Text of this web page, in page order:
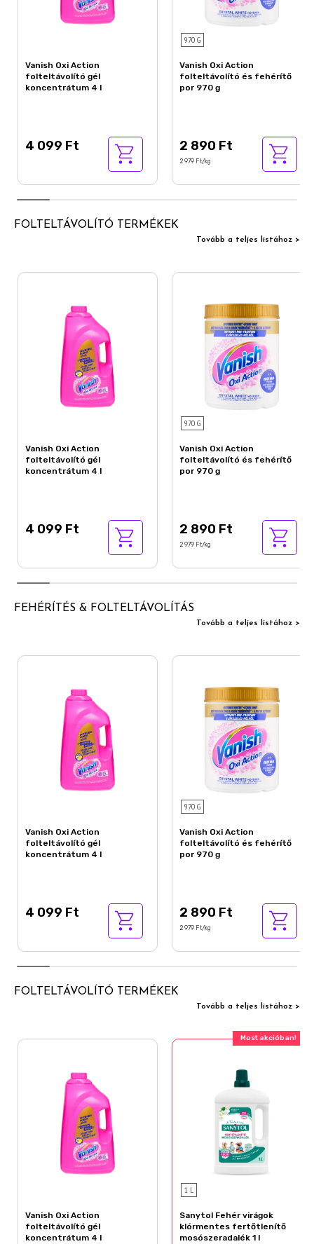
Vanish Oxi Action
folteltávolító gél
koncentrátum 4 l
4 099 Ft
970 G
Vanish Oxi Action
folteltávolító és fehérítő
por 970 g
2 890 Ft
2 979 Ft/kg
FOLTELTÁVOLÍTÓ TERMÉKEK
Tovább a teljes listához >
Vanish Oxi Action
folteltávolító gél
koncentrátum 4 l
4 099 Ft
970 G
Vanish Oxi Action
folteltávolító és fehérítő
por 970 g
2 890 Ft
2 979 Ft/kg
FEHÉRÍTÉS & FOLTELTÁVOLÍTÁS
Tovább a teljes listához >
Vanish Oxi Action
folteltávolító gél
koncentrátum 4 l
4 099 Ft
970 G
Vanish Oxi Action
folteltávolító és fehérítő
por 970 g
2 890 Ft
2 979 Ft/kg
FOLTELTÁVOLÍTÓ TERMÉKEK
Tovább a teljes listához >
Vanish Oxi Action
folteltávolító gél
koncentrátum 4 l
Most akcióban!
1 L
Sanytol Fehér virágok
klórmentes fertőtlenítő
mosószeradalék 1 l